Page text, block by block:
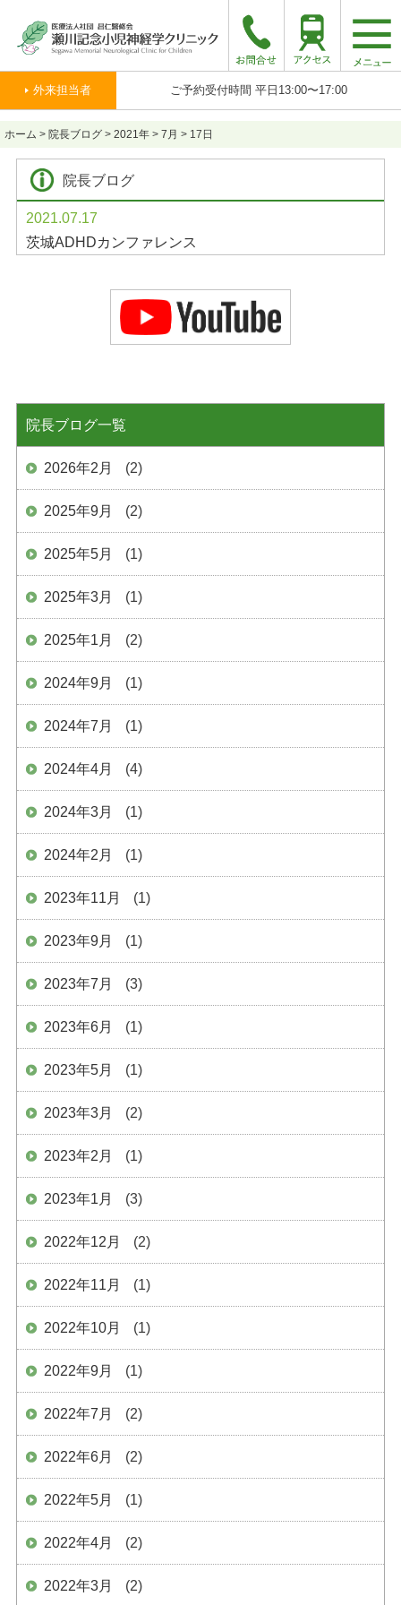
外来担当者 ご予約受付時間 平日13:00〜17:00
ホーム > 院長ブログ > 2021年 > 7月 > 17日
院長ブログ
2021.07.17
茨城ADHDカンファレンス
院長ブログ一覧
2026年2月 (2)
2025年9月 (2)
2025年5月 (1)
2025年3月 (1)
2025年1月 (2)
2024年9月 (1)
2024年7月 (1)
2024年4月 (4)
2024年3月 (1)
2024年2月 (1)
2023年11月 (1)
2023年9月 (1)
2023年7月 (3)
2023年6月 (1)
2023年5月 (1)
2023年3月 (2)
2023年2月 (1)
2023年1月 (3)
2022年12月 (2)
2022年11月 (1)
2022年10月 (1)
2022年9月 (1)
2022年7月 (2)
2022年6月 (2)
2022年5月 (1)
2022年4月 (2)
2022年3月 (2)